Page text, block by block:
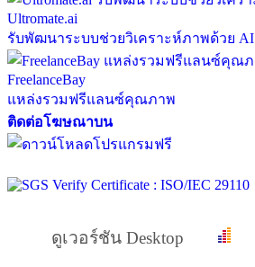
Ultromate.ai
รับพัฒนาระบบช่วยวิเคราะห์ภาพด้วย AI
FreelanceBay
แหล่งรวมฟรีแลนซ์คุณภาพ
ติดต่อโฆษณาบน
ดูเวอร์ชัน Desktop